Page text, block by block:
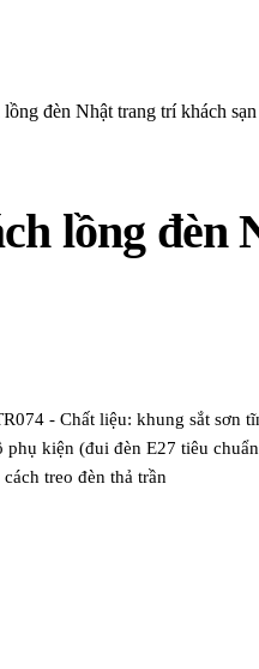
lồng đèn Nhật trang trí khách
lồng
- Chất liệu: khung sắt
kiện (đui đèn E27 tiêu
treo đèn thả trần